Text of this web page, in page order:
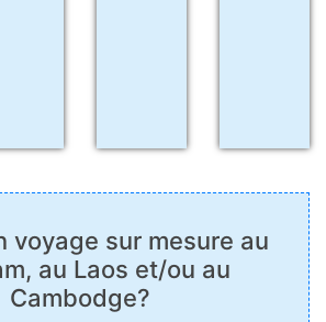
voyage sur mesure au
au Laos et/ou au
Cambodge?